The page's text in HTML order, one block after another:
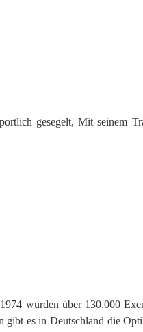
gesegelt, Mit seinem
wurden über 130.000
gibt es in Deutschland die